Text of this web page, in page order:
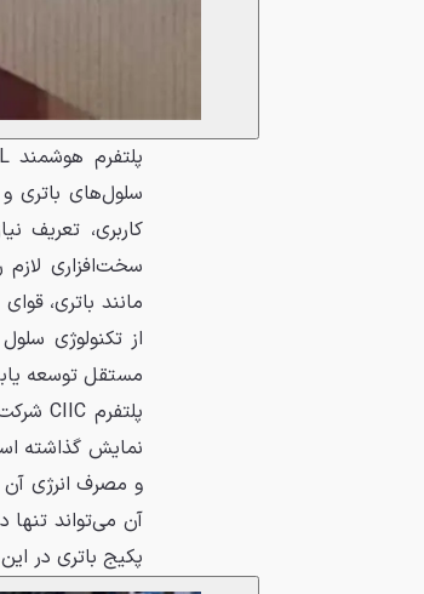
سلول‌های باتری
مانند باتری،
مستقل توسعه
پکیج باتری در این